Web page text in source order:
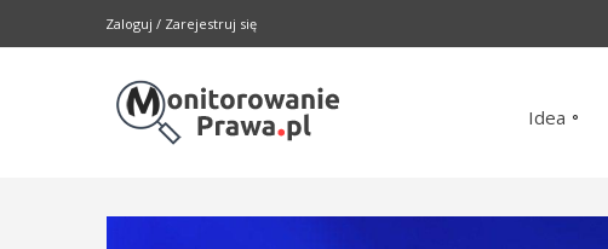
Zaloguj / Zarejestruj się
Idea